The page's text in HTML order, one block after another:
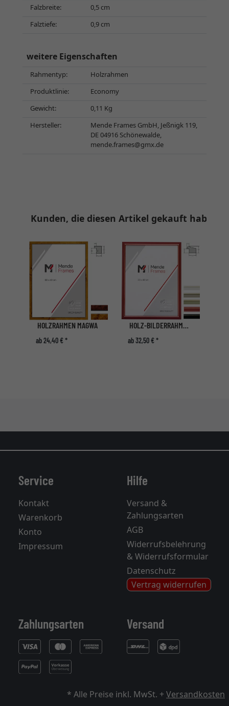
Falzbreite:
0,5 cm
Falztiefe:
0,9 cm
weitere Eigenschaften
Rahmentyp:
Holzrahmen
Produktlinie:
Economy
Gewicht:
0,11 Kg
Hersteller:
Mende Frames GmbH, Jeßnigk 119,
DE 04916 Schönewalde,
mende.frames@gmx.de
Kunden, die diesen Artikel gekauft haben,
HOLZRAHMEN MAGWA
ab 24,40 € * ab 32,50 € *
Service
Kontakt
Warenkorb
Konto
Impressum
Hilfe
Versand &
Zahlungsarten
AGB
Widerrufsbelehrung
& Widerrufsformular
Datenschutz
Vertrag widerrufen
Zahlungsarten Versand
* Alle Preise inkl. MwSt. +Versandkosten